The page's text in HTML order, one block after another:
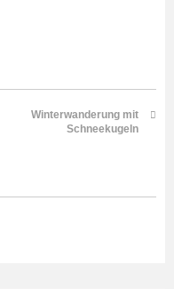
Winterwanderung mit
Schneekugeln